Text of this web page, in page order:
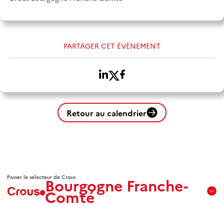
PARTAGER CET ÉVÈNEMENT
Retour au calendrier
Passer le selecteur de CrousBourgogne Franche-
Comté